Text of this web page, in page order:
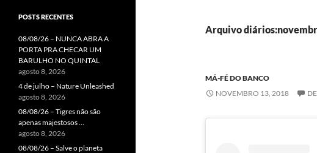
Arquivo
MÁ-FÉ DO BANCO
NOVEMBRO 13, 2018
POSTS RECENTES
08/08/26 – NUNCA ABRA A
PORTA PRA CHECAR UM
BARULHO NO QUINTAL
agosto 8, 2026
4 de julho – Nature Unleashed
agosto 8, 2026
08/08/26 – Tigres não são
apenas majestosos …
agosto 8, 2026
08/08/26 – Salve o planeta